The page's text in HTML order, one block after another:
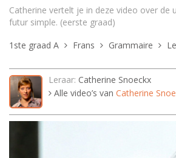
Catherine vertelt je in deze video over de
futur simple. (eerste graad)
1ste graad A
Frans Grammaire
Leraar: Catherine Snoeckx
Alle video’s van Catherine